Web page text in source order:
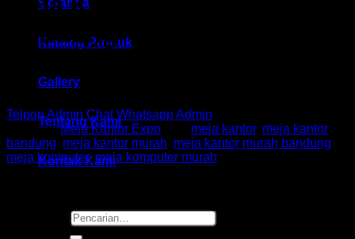
Beranda
Katalog Produk
Gallery
Tentang Kami
Kontak Kami
Pencarian
untuk:
Bandung
Telpon Admin Chat Whatsapp Admin
Kategori:Meja Kantor Expo meja kantor, meja kantor
bandung meja kantor murah meja kantor murah bandung
meja komputer,meja komputer murah